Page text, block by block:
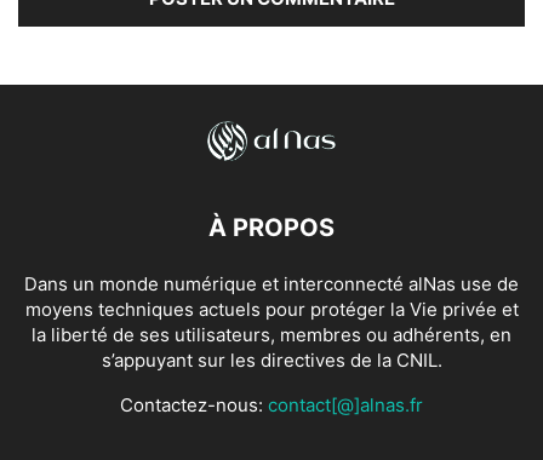
À PROPOS
Dans un monde numérique et interconnecté alNas use de
moyens techniques actuels pour protéger la Vie privée et
la liberté de ses utilisateurs, membres ou adhérents, en
s’appuyant sur les directives de la CNIL.
Contactez-nous: contact[@]alnas.fr